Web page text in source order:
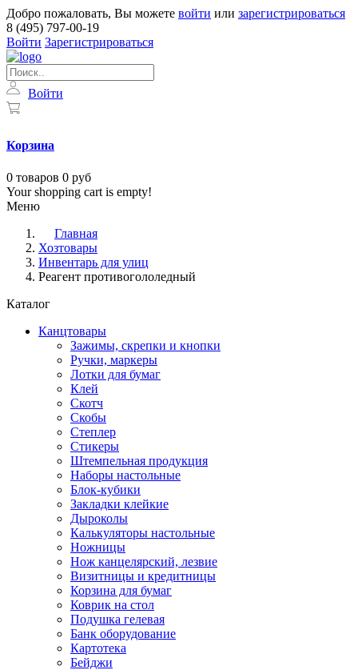
Добро пожаловать, Вы можете войти или зарегистрироваться
8 (495) 797-00-19
Войти Зарегистрироваться
Войти
Корзина
0 товаров 0 руб
Your shopping cart is empty!
Меню
Главная
Хозтовары
Инвентарь для улиц
Реагент противогололедный
Каталог
Канцтовары
Зажимы, скрепки и кнопки
Ручки, маркеры
Лотки для бумаг
Клей
Скотч
Скобы
Степлер
Стикеры
Штемпельная продукция
Наборы настольные
Блок-кубики
Закладки клейкие
Дыроколы
Калькуляторы настольные
Ножницы
Нож канцелярский, лезвие
Визитницы и кредитницы
Корзина для бумаг
Коврик на стол
Подушка гелевая
Банк оборудование
Картотека
Бейджи